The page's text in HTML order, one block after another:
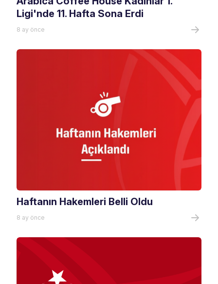
Ligi'nde 11. Hafta Sona Erdi
8 ay önce
Haftanın Hakemleri Belli Oldu
8 ay önce